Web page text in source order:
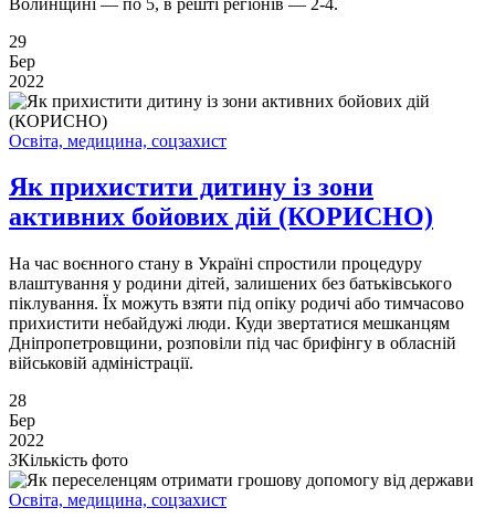
29
Бер
2022
Освіта, медицина, соцзахист
Як прихистити дитину із зони
активних бойових дій (КОРИСНО)
На час воєнного стану в Україні спростили процедуру
влаштування у родини дітей, залишених без батьківського
піклування. Їх можуть взяти під опіку родичі або тимчасово
прихистити небайдужі люди. Куди звертатися мешканцям
Дніпропетровщини, розповіли під час брифінгу в обласній
військовій адміністрації.
28
Бер
2022
3Кількість фото
Освіта, медицина, соцзахист